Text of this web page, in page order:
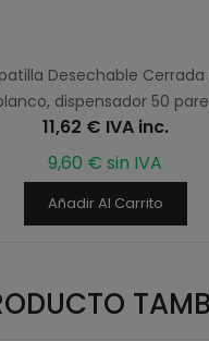
Desechable
dispensador 50
11,62 € IVA inc.
9,60 € sin IVA
Añadir Al Carrito